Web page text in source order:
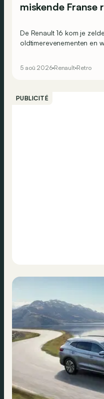
miskende Franse
De Renault 16 kom je
oldtimerevenementen en
aanbod.
5 aoû 2026 Renault Retro
PUBLICITÉ